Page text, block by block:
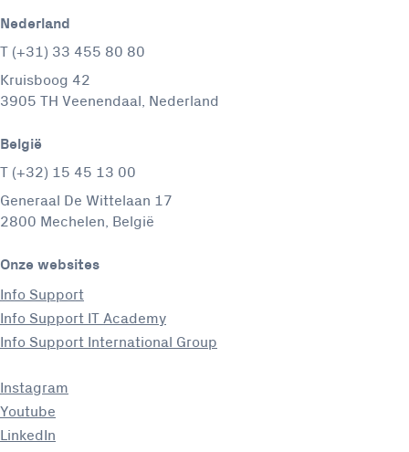
Nederland
T (+31) 33 455 80 80
Kruisboog 42
3905 TH Veenendaal, Nederland
België
T (+32) 15 45 13 00
Generaal De Wittelaan 17
2800 Mechelen, België
Onze websites
Info Support
Info Support IT Academy
Info Support International Group
Instagram
Youtube
LinkedIn